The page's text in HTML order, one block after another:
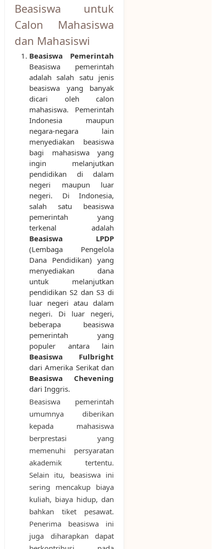
Beasiswa untuk
Calon Mahasiswa
dan Mahasiswi
Beasiswa Pemerintah
Beasiswa pemerintah
adalah salah satu jenis
beasiswa yang banyak
dicari oleh calon
mahasiswa. Pemerintah
Indonesia maupun
negara-negara lain
menyediakan beasiswa
bagi mahasiswa yang
ingin melanjutkan
pendidikan di dalam
negeri maupun luar
negeri. Di Indonesia,
salah satu beasiswa
pemerintah yang
terkenal adalah
Beasiswa LPDP
(Lembaga Pengelola
Dana Pendidikan) yang
menyediakan dana
untuk melanjutkan
pendidikan S2 dan S3 di
luar negeri atau dalam
negeri. Di luar negeri,
beberapa beasiswa
pemerintah yang
populer antara lain
Beasiswa Fulbright
dari Amerika Serikat dan
Beasiswa Chevening
dari Inggris.
Beasiswa pemerintah
umumnya diberikan
kepada mahasiswa
berprestasi yang
memenuhi persyaratan
akademik tertentu.
Selain itu, beasiswa ini
sering mencakup biaya
kuliah, biaya hidup, dan
bahkan tiket pesawat.
Penerima beasiswa ini
juga diharapkan dapat